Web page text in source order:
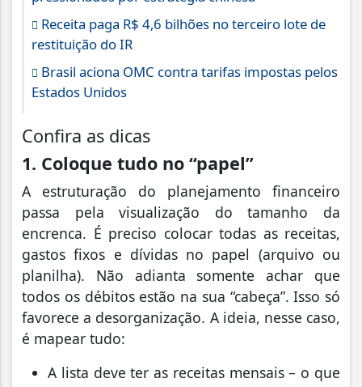
Receita paga R$ 4,6 bilhões no terceiro lote de
restituição do IR
Brasil aciona OMC contra tarifas impostas pelos
Estados Unidos
Confira as dicas
1. Coloque tudo no “papel”
A estruturação do planejamento financeiro
passa pela visualização do tamanho da
encrenca. É preciso colocar todas as receitas,
gastos fixos e dívidas no papel (arquivo ou
planilha). Não adianta somente achar que
todos os débitos estão na sua “cabeça”. Isso só
favorece a desorganização. A ideia, nesse caso,
é mapear tudo:
A lista deve ter as receitas mensais – o que